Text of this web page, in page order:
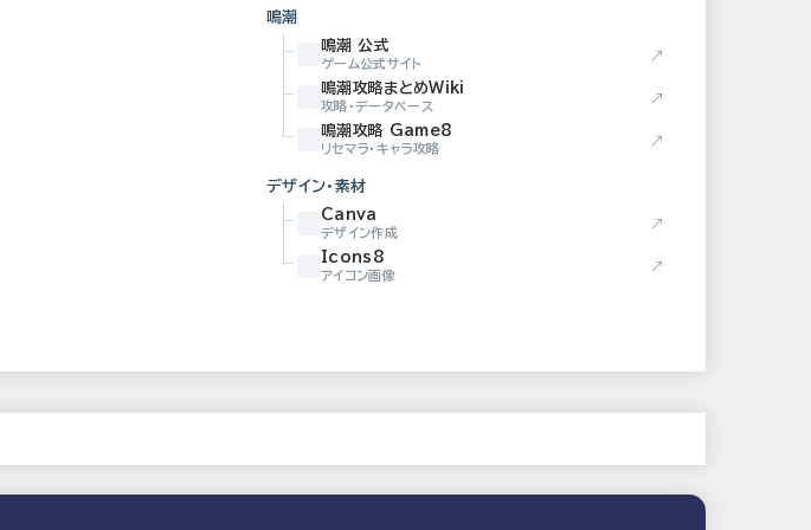
鳴潮
鳴潮 公式
ゲーム公式サイト
↗
鳴潮攻略まとめWiki
攻略・データベース
↗
鳴潮攻略 Game8
リセマラ・キャラ攻略
↗
デザイン・素材
Canva
デザイン作成
↗
Icons8
アイコン画像
↗